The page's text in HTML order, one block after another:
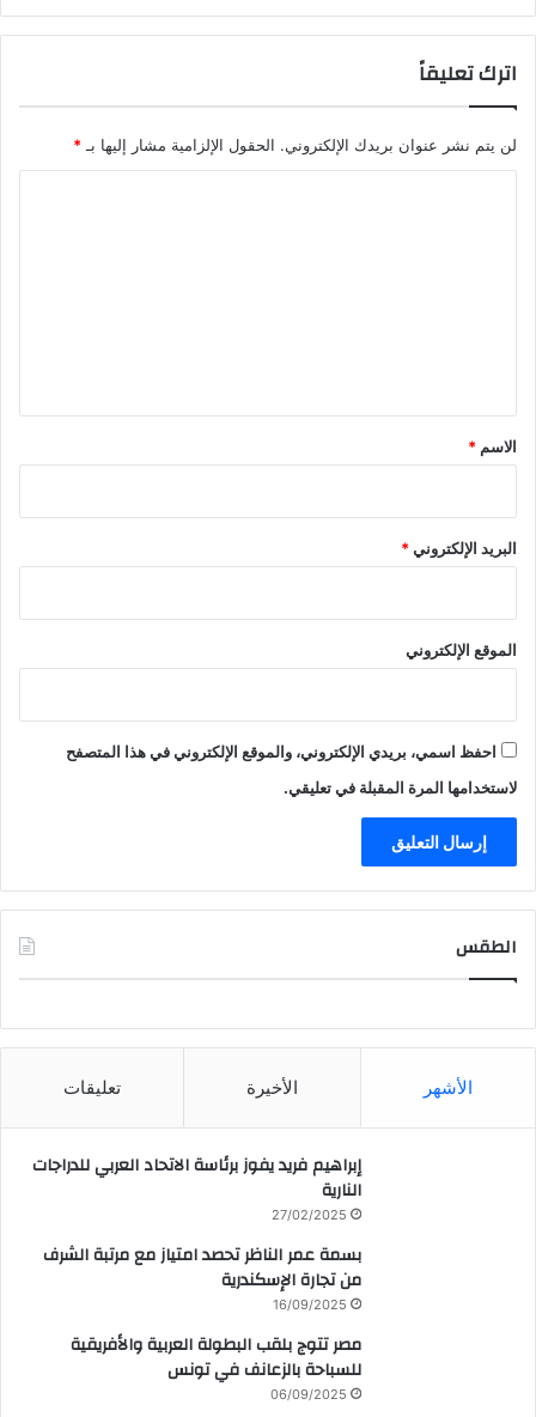
اترك تعليقاً
لن يتم نشر عنوان بريدك الإلكتروني. الحقول الإلزامية مشار إليها بـ *
*
الاسم *
البريد الإلكتروني*
الموقع الإلكتروني
احفظ اسمي، بريدي الإلكتروني، والموقع الإلكتروني في هذا المتصفح
لاستخدامها المرة المقبلة في تعليقي.
الطقس
الأشهر الأخيرة تعليقات
إبراهيم فريد يفوز برئاسة الاتحاد العربي للدراجات
النارية
27/02/2025
بسمة عمر الناظر تحصد امتياز مع مرتبة الشرف
من تجارة الإسكندرية
16/09/2025
مصر تتوج بلقب البطولة العربية والأفريقية
للسباحة بالزعانف في تونس
06/09/2025